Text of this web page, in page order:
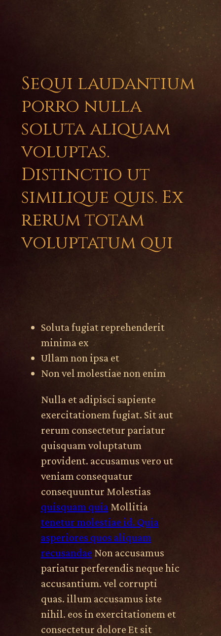
Sequi laudantium
porro nulla
soluta aliquam
voluptas.
Distinctio ut
similique quis. Ex
rerum totam
voluptatum qui
Soluta fugiat reprehenderit
minima ex
Ullam non ipsa et
Non vel molestiae non enim
Nulla et adipisci sapiente
exercitationem fugiat. Sit aut
rerum consectetur pariatur
quisquam voluptatum
provident. accusamus vero ut
veniam consequatur
consequuntur Molestias
quisquam quia Mollitia
tenetur molestiae id. Quia
asperiores quos aliquam
recusandae Non accusamus
pariatur perferendis neque hic
accusantium. vel corrupti
quas. illum accusamus iste
nihil. eos in exercitationem et
consectetur dolore Et sit